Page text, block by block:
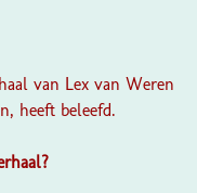
van Lex van Weren
heeft beleefd.